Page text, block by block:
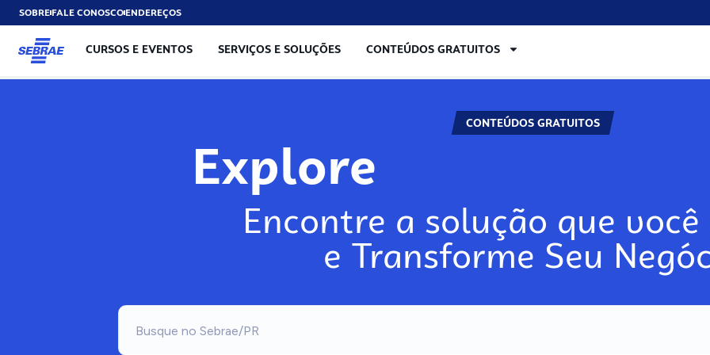
SOBREFALE CONOSCOENDEREÇOS
CURSOS E EVENTOS SERVIÇOS E SOLUÇÕES CONTEÚDOS GRATUITOS
CONTEÚDOS GRATUITOS
Explore
Encontre a solução que você
e Transforme Seu